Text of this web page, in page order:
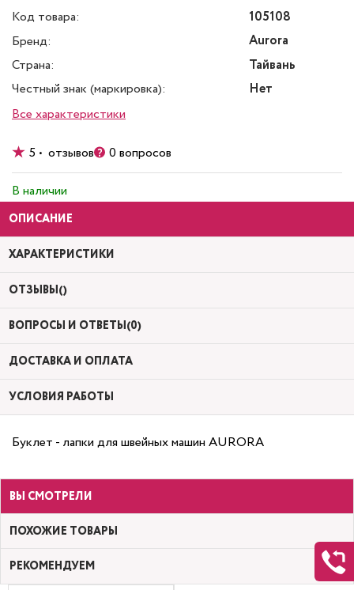
Код товара:
105108
Бренд:
Aurora
Страна:
Тайвань
Честный знак (маркировка):
Нет
Все характеристики
5 • отзывов 0 вопросов
В наличии
ОПИСАНИЕ
ХАРАКТЕРИСТИКИ
ОТЗЫВЫ()
ВОПРОСЫ И ОТВЕТЫ(0)
ДОСТАВКА И ОПЛАТА
УСЛОВИЯ РАБОТЫ
Буклет - лапки для швейных машин AURORA
ВЫ СМОТРЕЛИ
ПОХОЖИЕ ТОВАРЫ
РЕКОМЕНДУЕМ